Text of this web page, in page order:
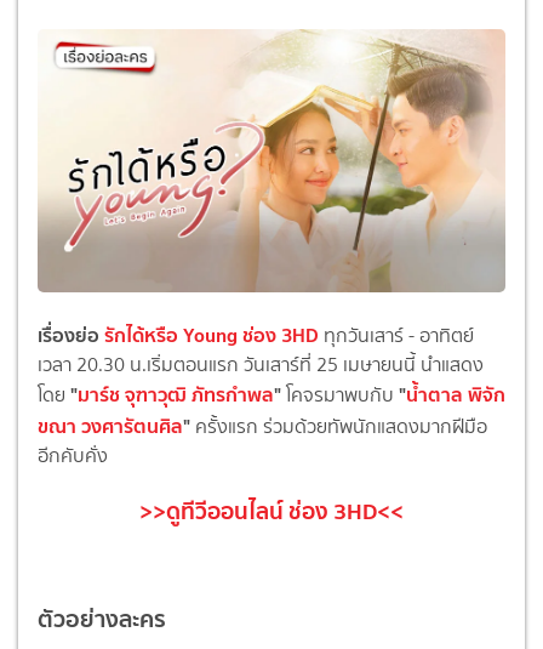
เรื่องย่อรักได้หรือ Young ช่อง 3HD ทุกวันเสาร์ - อาทิตย์
เวลา 20.30 น.เริ่มตอนแรก วันเสาร์ที่ 25 เมษายนนี้ นำแสดง
โดย "มาร์ช จุฑาวุฒิ ภัทรกำพล"โคจรมาพบกับ "น้ำตาล พิจัก
ขณา วงศารัตนศิล" ครั้งแรก ร่วมด้วยทัพนักแสดงมากฝีมือ
อีกคับคั่ง
>>ดูทีวีออนไลน์ ช่อง 3HD<<
ตัวอย่างละคร